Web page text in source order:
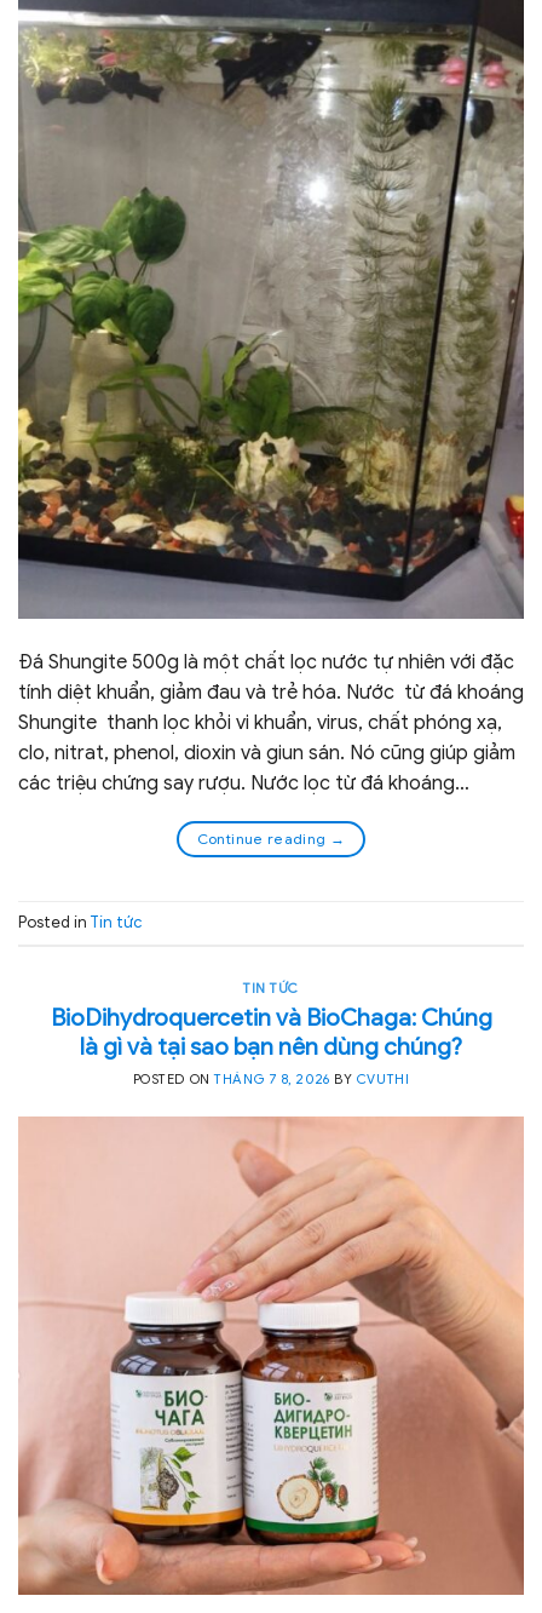
Đá Shungite 500g là một chất lọc nước tự nhiên với đặc
tính diệt khuẩn, giảm đau và trẻ hóa. Nước từ đá khoáng
Shungite thanh lọc khỏi vi khuẩn, virus, chất phóng xạ,
clo, nitrat, phenol, dioxin và giun sán. Nó cũng giúp giảm
các triệu chứng say rượu. Nước lọc từ đá khoáng…
Continue reading →
Posted in Tin tức
TIN TỨC
BioDihydroquercetin và BioChaga: Chúng
là gì và tại sao bạn nên dùng chúng?
POSTED ONTHÁNG 7 8, 2026 BY CVUTHI